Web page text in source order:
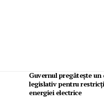
Guvernul pregătește un
legislativ pentru
energiei electrice